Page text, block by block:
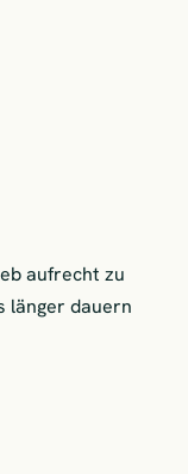
aufrecht zu
länger dauern